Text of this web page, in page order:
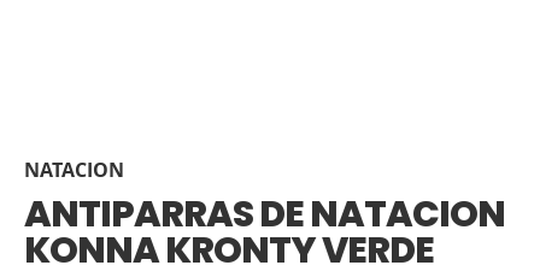
NATACION
ANTIPARRAS DE NATACION
KONNA KRONTY VERDE